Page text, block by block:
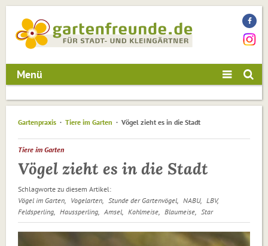
Menü
Gartenpraxis Tiere im Garten Vögel zieht es in die Stadt
Tiere im Garten
Vögel zieht es in die Stadt
Schlagworte zu diesem Artikel:
Vögel im Garten
Vogelarten Stunde der Gartenvögel NABU
LBV
Feldsperling
Haussperling Amsel Kohlmeise Blaumeise Star